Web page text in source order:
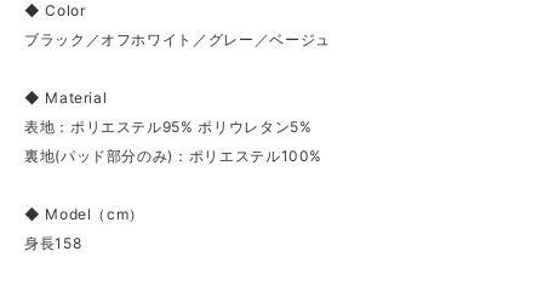
◆ Color
ブラック／オフホワイト／グレー／ベージュ
◆ Material
表地：ポリエステル95% ポリウレタン5%
裏地(パッド部分のみ)：ポリエステル100%
◆ Model（cm）
身長158